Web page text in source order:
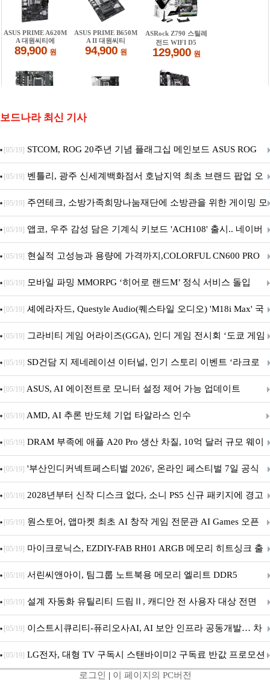
보드나라 최신 기사
[05/19] STCOM, ROG 20주년 기념 플래그십 메인보드 ASUS ROG
Crosshair X870E EDITION 20 국내 출시 예정
[05/19] 벤틀리, 광주 신세계백화점서 호남지역 최초 브랜드 팝업 오
픈
[05/19] 주연테크, 소방가족희망나눔재단에 소방관을 위한 게이밍 모
니터·스마트 펫 침대 기부
[05/19] 앱코, 우주 감성 담은 기계식 키보드 'ACH108' 출시.. 네이버
브랜드데이 기획전 진행
[05/19] 현실적 고성능과 용량에 가격까지,COLORFUL CN600 PRO
M.2 NVMe 디앤디컴 1TB
[05/19] 모바일 파밍 MMORPG ‘히어로 랜드M’ 정식 서비스 돌입
[05/19] 셰에라자드, Questyle Audio(퀘스타일 오디오) 'M18i Max' 국
내 정식 출시
[05/19] 그라비티 게임 어라이즈(GGA), 인디 게임 전시회 ‘도쿄 게임
던전 13’ 참가!
[05/19] SD건담 지 제네레이션 이터널, 인기 스토리 이벤트 ‘라크로
아의 용사’ 재개최 및 풍성한 기념 이벤트 실시!
[05/19] ASUS, AI 에이전트로 모니터 설정 제어 가능 업데이트
[05/19] AMD, AI 추론 반도체 기업 타알라스 인수
[05/19] DRAM 부족에 애플 A20 Pro 생산 차질, 10억 달러 규모 웨이
퍼 대기
[05/19] '부산인디커넥트페스티벌 2026', 온라인 페스티벌 7일 공식
개막... 22일간 진행
[05/19] 2028년부터 신작 디스크 없다, 소니 PS5 신규 패키지에 경고
문 추가
[05/19] 원스토어, 앱마켓 최초 AI 창작 게임 전문관 AI Games 오픈
[05/19] 마이크로닉스, EZDIY-FAB RH01 ARGB 메모리 히트싱크 출
시
[05/19] 서린씨앤아이, 팀그룹 노트북용 메모리 엘리트 DDR5
5600MHz 16GB 출시
[05/19] 설계 자동화 유틸리티 드림Ⅱ, 캐디안 전 사용자 대상 전면
무상 배포
[05/19] 이스트시큐리티-퓨리오사AI, AI 보안 인프라 공동개발… 차
세대 AI 보안 플랫폼 구축
[05/19] LG전자, 대형 TV 구독시 스탠바이미2 구독료 반값 프로모션
로그인 | 이 페이지의 PC버전